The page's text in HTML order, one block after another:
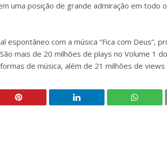
uma posição de grande admiração em todo
espontâneo com a música “Fica com Deus”,
mais de 20 milhões de plays no Volume 1
de música, além de 21 milhões de views